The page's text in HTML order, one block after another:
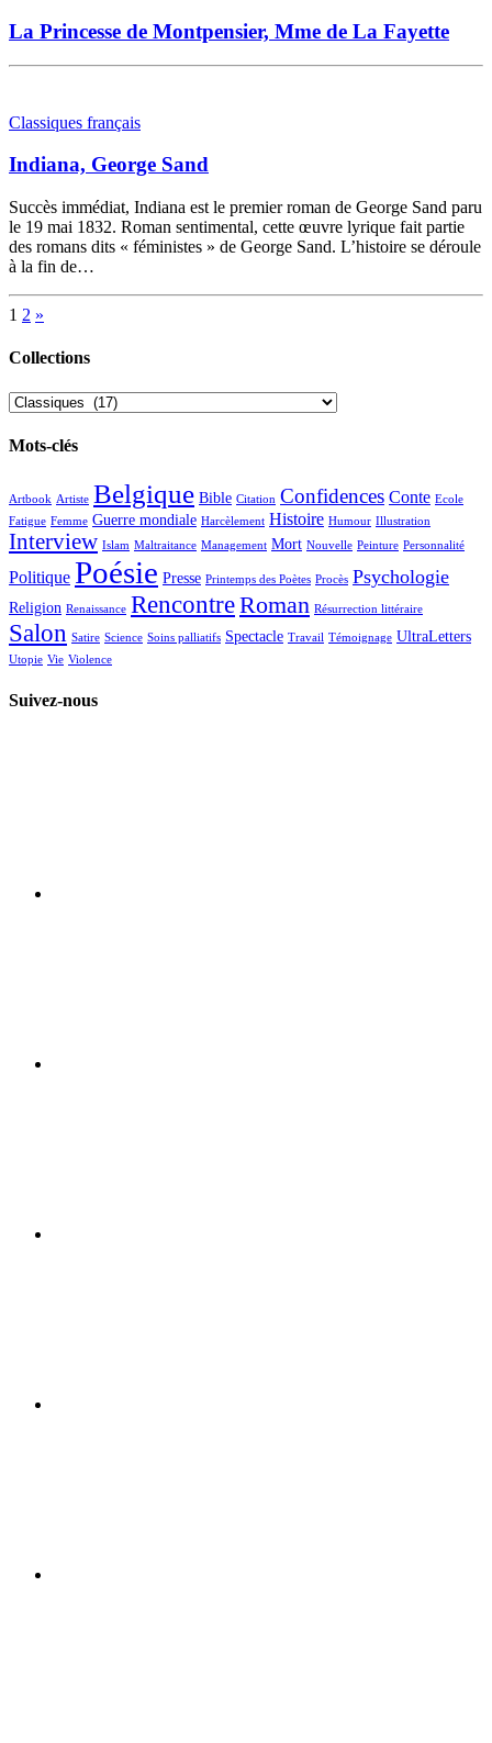
La Princesse de Montpensier, Mme de La Fayette
Classiques français
Indiana, George Sand
Succès immédiat, Indiana est le premier roman de George Sand paru
le 19 mai 1832. Roman sentimental, cette œuvre lyrique fait partie
des romans dits « féministes » de George Sand. L’histoire se déroule
à la fin de…
1 2 »
Collections
Collections
Mots-clés
Artbook Artiste Belgique Bible Citation Confidences Conte Ecole
Fatigue Femme Guerre mondiale Harcèlement Histoire Humour Illustration
Interview Islam Maltraitance Management Mort Nouvelle Peinture Personnalité
Politique Poésie Presse Printemps des Poètes Procès Psychologie
Religion Renaissance RencontreRoman Résurrection littéraire
Salon Satire Science Soins palliatifs Spectacle Travail Témoignage UltraLetters
Utopie Vie Violence
Suivez-nous